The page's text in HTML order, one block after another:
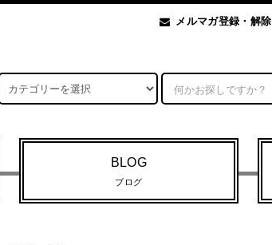
メルマガ登録・解除
BLOG
ブログ